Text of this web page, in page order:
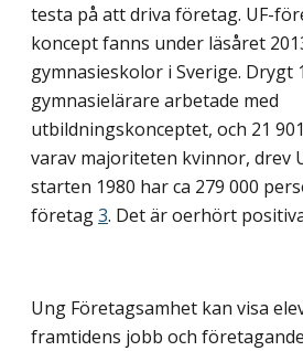
testa på att driva företag. UF-
koncept fanns under läsåret
gymnasieskolor i Sverige. Drygt
gymnasielärare arbetade med
utbildningskonceptet, och 21
varav majoriteten kvinnor, drev
starten 1980 har ca 279 000
företag3. Det är oerhört
Ung Företagsamhet kan visa
framtidens jobb och